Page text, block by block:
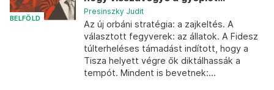
BELFÖLD
Presinszky Judit
Az új orbáni stratégia: a zajkeltés. A
választott fegyverek: az állatok. A Fidesz
túlterheléses támadást indított, hogy a
Tisza helyett végre ők diktálhassák a
tempót. Mindent is bevetnek:...